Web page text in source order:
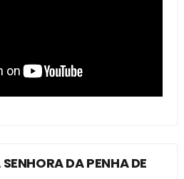
DA PENHA DE